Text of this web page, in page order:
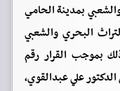
بمدينة الحامي
التراث البحري والشعبي
بموجب القرار رقم
1992م الصادر عن الدكتور علي عبدالقوي،